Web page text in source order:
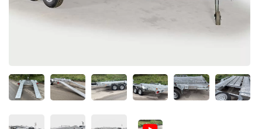
Прицепы
Спец. назначения
Одноосные